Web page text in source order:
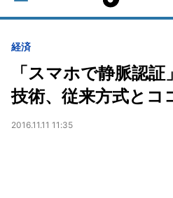
経済
「スマホで静脈認
技術、従来方式とコ
2016.11.11 11:35